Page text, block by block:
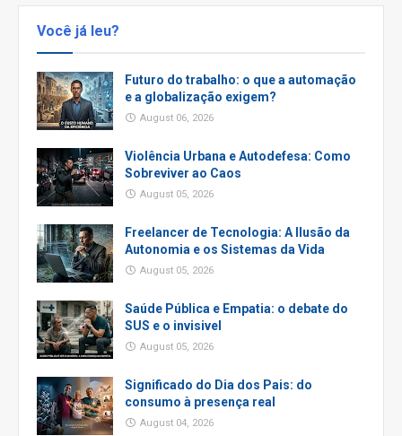
Você já leu?
Futuro do trabalho: o que a automação
e a globalização exigem?
August 06, 2026
Violência Urbana e Autodefesa: Como
Sobreviver ao Caos
August 05, 2026
Freelancer de Tecnologia: A Ilusão da
Autonomia e os Sistemas da Vida
August 05, 2026
Saúde Pública e Empatia: o debate do
SUS e o invisivel
August 05, 2026
Significado do Dia dos Pais: do
consumo à presença real
August 04, 2026